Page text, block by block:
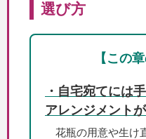
選び方
【この
・自宅宛てには
アレンジメント
花瓶の用意や生け